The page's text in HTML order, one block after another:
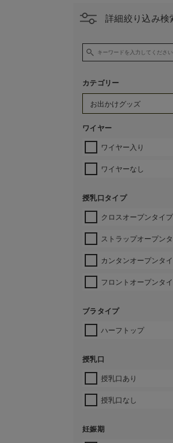
詳細絞り込み検
カテゴリー
ワイヤー
ワイヤー入り
ワイヤーなし
授乳口タイプ
クロスオープンタイプ
ストラップオープン
カンタンオープンタ
フロントオープンタ
ブラタイプ
ハーフトップ
授乳口
授乳口あり
授乳口なし
妊娠期